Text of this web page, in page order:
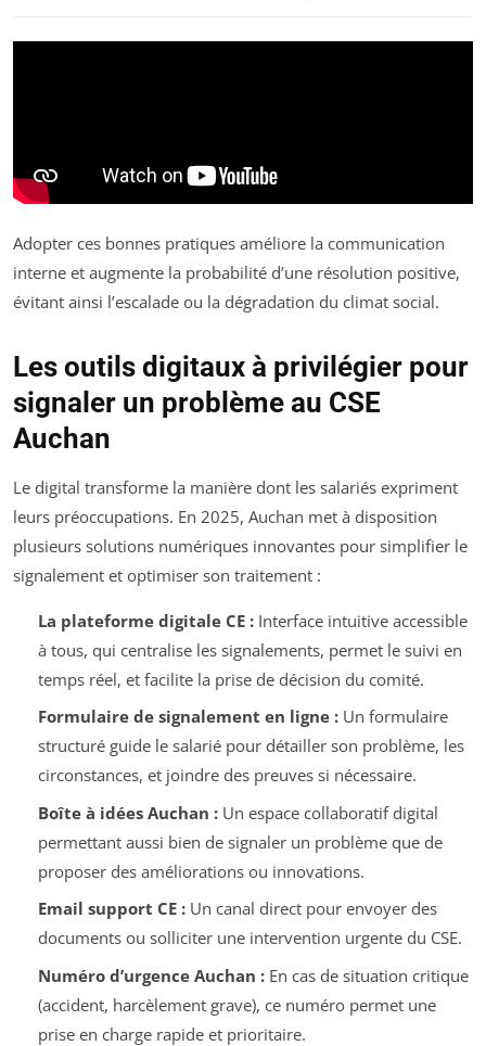
Adopter ces bonnes pratiques améliore la communication
interne et augmente la probabilité d’une résolution positive,
évitant ainsi l’escalade ou la dégradation du climat social.
Les outils digitaux à privilégier pour
signaler un problème au CSE
Auchan
Le digital transforme la manière dont les salariés expriment
leurs préoccupations. En 2025, Auchan met à disposition
plusieurs solutions numériques innovantes pour simplifier le
signalement et optimiser son traitement :
La plateforme digitale CE :Interface intuitive accessible
à tous, qui centralise les signalements, permet le suivi en
temps réel, et facilite la prise de décision du comité.
Formulaire de signalement en ligne :Un formulaire
structuré guide le salarié pour détailler son problème, les
circonstances, et joindre des preuves si nécessaire.
Boîte à idées Auchan :Un espace collaboratif digital
permettant aussi bien de signaler un problème que de
proposer des améliorations ou innovations.
Email support CE :Un canal direct pour envoyer des
documents ou solliciter une intervention urgente du CSE.
Numéro d’urgence Auchan :En cas de situation critique
(accident, harcèlement grave), ce numéro permet une
prise en charge rapide et prioritaire.